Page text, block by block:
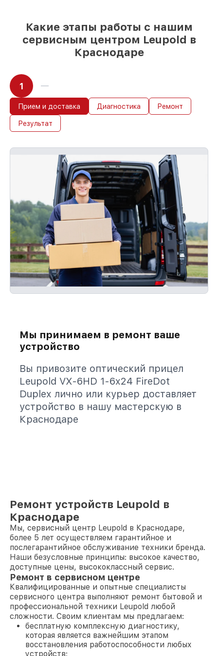
Какие этапы работы с нашим
сервисным центром Leupold в
Краснодаре
1
Прием и доставка Диагностика Ремонт
Результат
Мы принимаем в ремонт ваше
устройство
Вы привозите оптический прицел
Leupold VX-6HD 1-6x24 FireDot
Duplex лично или курьер доставляет
устройство в нашу мастерскую в
Краснодаре
Ремонт устройств Leupold в
Краснодаре
Мы, сервисный центр Leupold в Краснодаре,
более 5 лет осуществляем гарантийное и
послегарантийное обслуживание техники бренда.
Наши безусловные принципы: высокое качество,
доступные цены, высококлассный сервис.
Ремонт в сервисном центре
Квалифицированные и опытные специалисты
сервисного центра выполняют ремонт бытовой и
профессиональной техники Leupold любой
сложности. Своим клиентам мы предлагаем:
бесплатную комплексную диагностику,
которая является важнейшим этапом
восстановления работоспособности любых
устройств;